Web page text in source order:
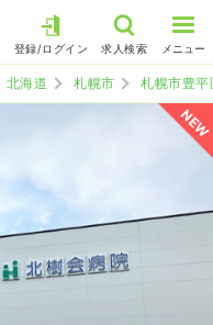
登録/ログイン 求人検索 メニュー
北海道 札幌市 札幌市豊平
NEW